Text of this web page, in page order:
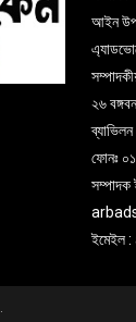
আইন
২৬
ফোনঃ
ইমেইল
.